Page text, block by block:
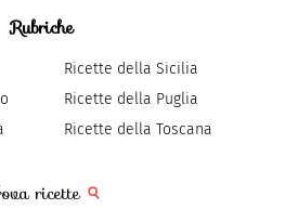
Rubriche
Ricette della Sicilia
Ricette della Puglia
Ricette della Toscana
ricette